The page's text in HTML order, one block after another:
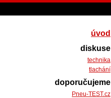
úvod
diskuse
technika
tlachání
doporučujeme
Pneu-TEST.cz